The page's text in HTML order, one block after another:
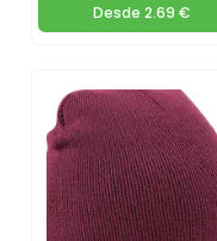
Desde 2.69 €